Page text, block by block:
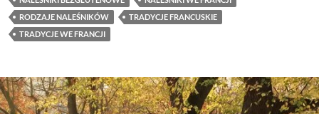
RODZAJE NALEŚNIKÓW
TRADYCJE FRANCUSKIE
TRADYCJE WE FRANCJI